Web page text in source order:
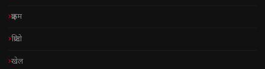
क्राइम
क्रिप्टो
खेल